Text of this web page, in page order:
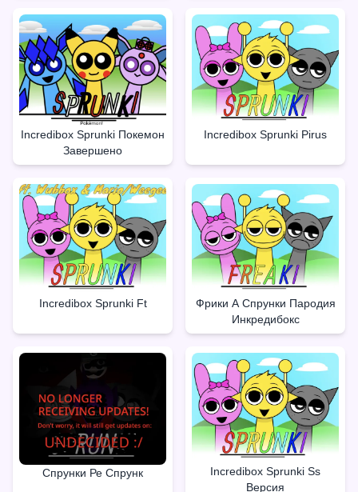
Incredibox Sprunki Покемон
Завершено
Incredibox Sprunki Pirus
Incredibox Sprunki Ft
Фрики А Спрунки Пародия
Инкредибокс
Спрунки Ре Спрунк
Incredibox Sprunki Ss
Версия